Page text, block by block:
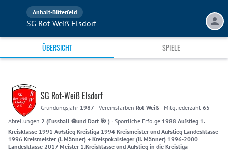
Anhalt-Bitterfeld
SG Rot-Weiß Elsdorf
ÜBERSICHT SPIELE
SG Rot-Weiß Elsdorf
Gründungsjahr 1987 · Vereinsfarben Rot-Weiß · Mitgliederzahl 65
Abteilungen 2 (Fussball ⚽️und Dart 🎯 ) · Sportliche Erfolge 1988 Aufstieg 1.
Kreisklasse 1991 Aufstieg Kreisliga 1994 Kreismeister und Aufstieg Landesklasse
1996 Kreismeister (I. Männer) + Kreispokalsieger (II. Männer) 1996-2000
Landesklasse 2017 Meister 1.Kreisklasse und Aufstieg in die Kreisliga